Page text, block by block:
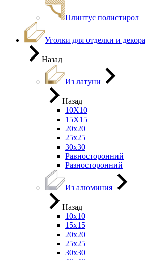
Плинтус полистирол
Уголки для отделки и декора
Назад
Из латуни
Назад
10Х10
15Х15
20х20
25х25
30х30
Равносторонний
Разносторонний
Из алюминия
Назад
10х10
15х15
20х20
25х25
30х30